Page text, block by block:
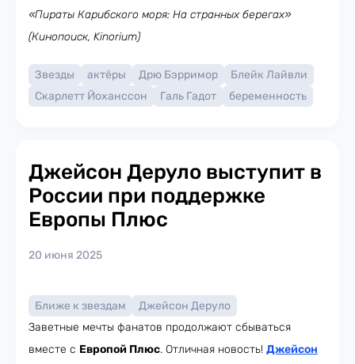
«Пираты Карибского моря: На странных берегах»
(Кинопоиск, Kinorium)
Звезды актёры Дрю Бэрримор
Блейк Лайвли
Скарлетт Йоханссон
Галь Гадот беременность
Джейсон Деруло выступит в
России при поддержке
Европы Плюс
20 июня 2025
Ближе к звездам
Джейсон Деруло
Заветные мечты фанатов продолжают сбываться
вместе с Европой Плюс. Отличная новость! Джейсон